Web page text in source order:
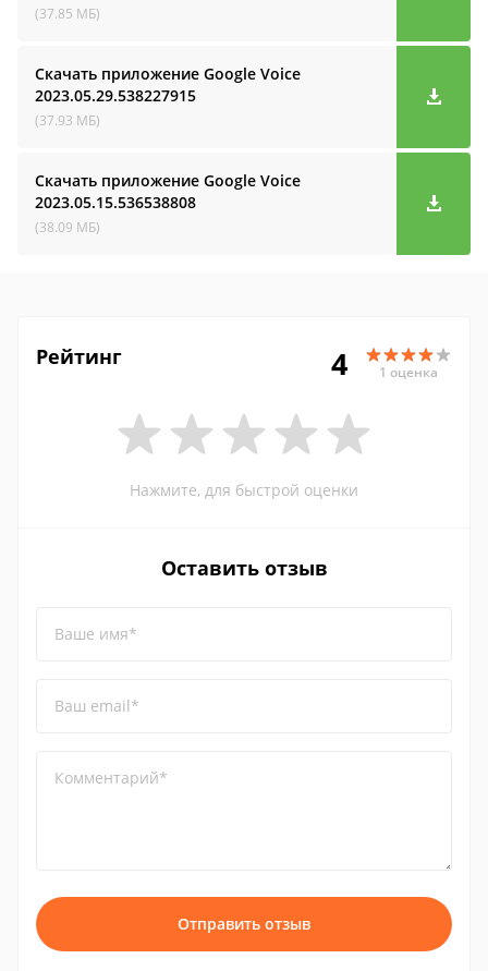
(37.85 МБ)
Скачать приложение Google Voice
2023.05.29.538227915
(37.93 МБ)
Скачать приложение Google Voice
2023.05.15.536538808
(38.09 МБ)
Рейтинг 4 1 оценка
Нажмите, для быстрой оценки
Оставить отзыв
Ваше имя*
Ваш email*
Комментарий*
Отправить отзыв